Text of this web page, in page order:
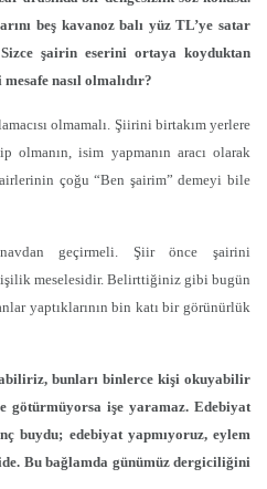
beş kavanoz balı yüz TL’ye satar
şairin eserini ortaya koyduktan
nasıl olmalıdır?
olmamalı. Şiirini birtakım yerlere
olmanın, isim yapmanın aracı olarak
çoğu “Ben şairim” demeyi bile
geçirmeli. Şiir önce şairini
meselesidir. Belirttiğiniz gibi bugün
yaptıklarının bin katı bir görünürlük
bunları binlerce kişi okuyabilir
işe yaramaz. Edebiyat
buydu; edebiyat yapmıyoruz, eylem
Bu bağlamda günümüz dergiciliğini